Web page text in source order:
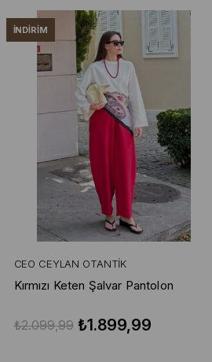
CEO CEYLAN OTANTIK
Kırmızı Keten Şalvar Pantolon
₺1.899,99
₺2.099,99
İNDIRIM